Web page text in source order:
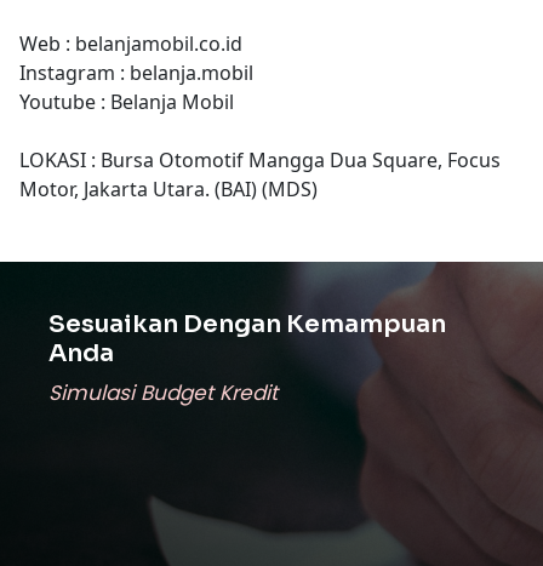
Web : belanjamobil.co.id
Instagram : belanja.mobil
Youtube : Belanja Mobil
LOKASI : Bursa Otomotif Mangga Dua Square, Focus
Motor, Jakarta Utara. (BAI) (MDS)
Sesuaikan Dengan Kemampuan
Anda
Simulasi Budget Kredit